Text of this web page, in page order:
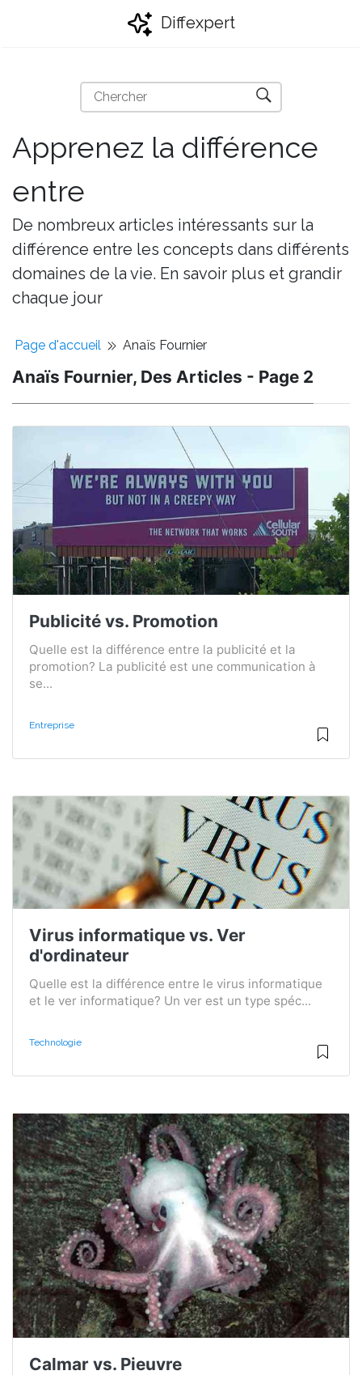
Diffexpert
Apprenez la différence
entre
De nombreux articles intéressants sur la
différence entre les concepts dans différents
domaines de la vie. En savoir plus et grandir
chaque jour
Page d'accueil Anaïs Fournier
Anaïs Fournier, Des Articles - Page 2
Publicité vs. Promotion
Quelle est la différence entre la publicité et la
promotion? La publicité est une communication à
se...
Entreprise
Virus informatique vs. Ver
d'ordinateur
Quelle est la différence entre le virus informatique
et le ver informatique? Un ver est un type spéc...
Technologie
Calmar vs. Pieuvre